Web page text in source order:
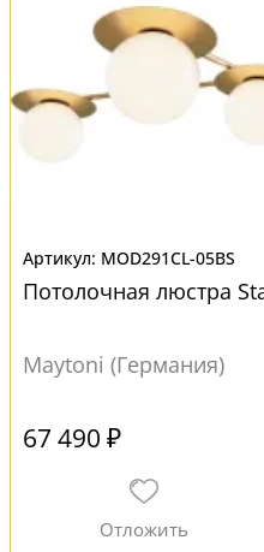
MOD291CL-05BS
Потолочная люстра
Maytoni (Германия)
67 490 ₽